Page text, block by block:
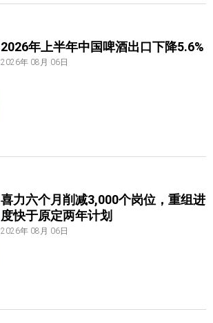
2026年上半年中国啤酒出口下降5.6%
2026年 08月 06日
喜力六个月削减3,000个岗位，重组进
度快于原定两年计划
2026年 08月 06日